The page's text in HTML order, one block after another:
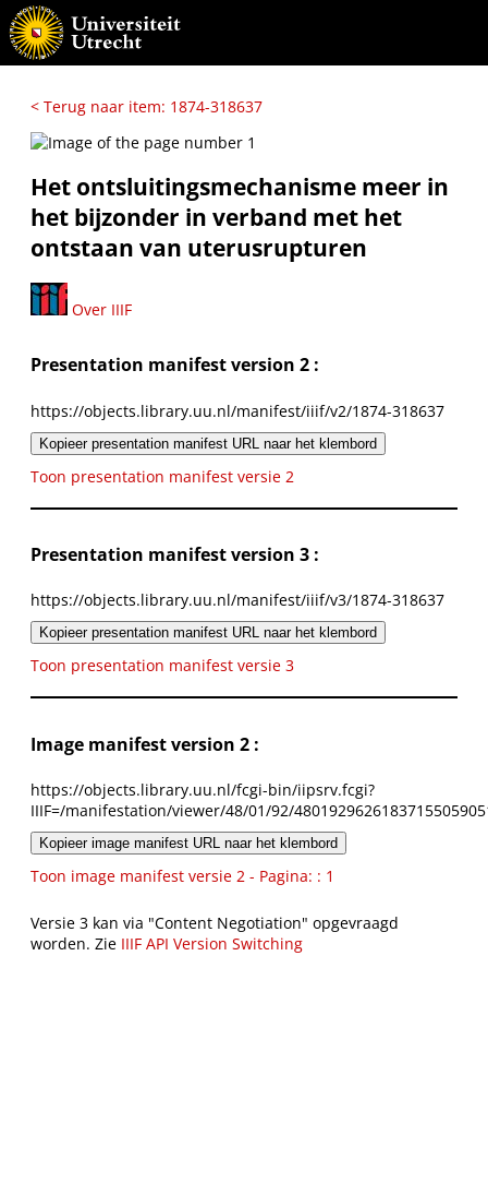
< Terug naar item: 1874-318637
Het ontsluitingsmechanisme meer in
het bijzonder in verband met het
ontstaan van uterusrupturen
Over IIIF
Presentation manifest version 2 :
https://objects.library.uu.nl/manifest/iiif/v2/1874-318637
Kopieer presentation manifest URL naar het klembord
Toon presentation manifest versie 2
Presentation manifest version 3 :
https://objects.library.uu.nl/manifest/iiif/v3/1874-318637
Kopieer presentation manifest URL naar het klembord
Toon presentation manifest versie 3
Image manifest version 2 :
https://objects.library.uu.nl/fcgi-bin/iipsrv.fcgi?
IIIF=/manifestation/viewer/48/01/92/
Kopieer image manifest URL naar het klembord
Toon image manifest versie 2 - Pagina: : 1
Versie 3 kan via "Content Negotiation" opgevraagd
worden. Zie IIIF API Version Switching